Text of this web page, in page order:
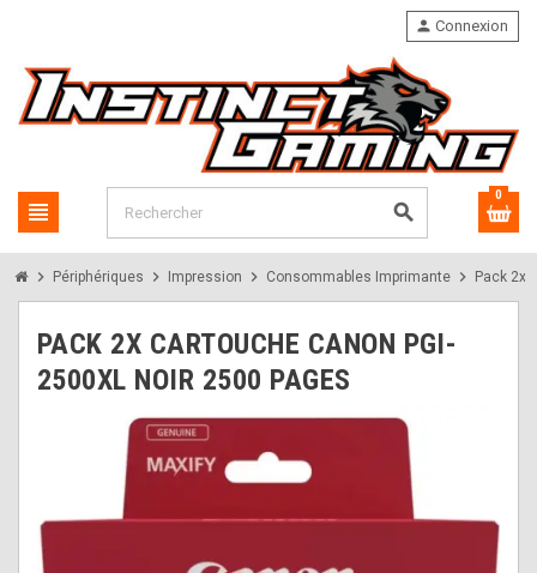
view_headline search
person Connexion
0
chevron_right Périphériques chevron_right Impression chevron_right Consommables Imprimante chevron_right Pack 2x
PACK 2X CARTOUCHE CANON PGI-
2500XL NOIR 2500 PAGES